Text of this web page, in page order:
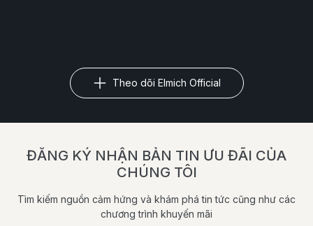
Theo dõi Elmich Official
ĐĂNG KÝ NHẬN BẢN TIN ƯU ĐÃI CỦA
CHÚNG TÔI
Tìm kiếm nguồn cảm hứng và khám phá tin tức cũng như các
chương trình khuyến mãi